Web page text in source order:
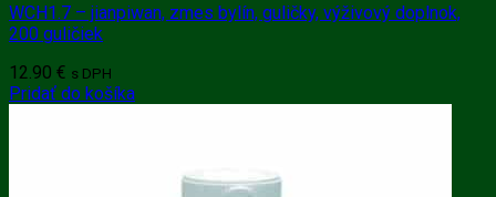
WCH1.7 – jianpiwan, zmes bylín, guličky, výživový doplnok,
200 guličiek
12.90 € s DPH
Pridať do košíka